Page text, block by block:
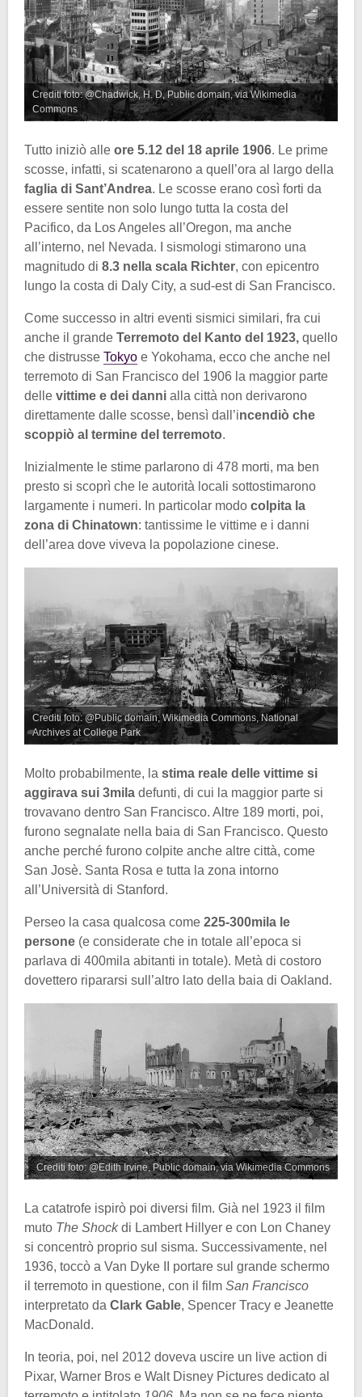
Crediti foto: @Chadwick, H. D, Public domain, via Wikimedia
Commons
Tutto iniziò alle ore 5.12 del 18 aprile 1906. Le prime
scosse, infatti, si scatenarono a quell’ora al largo della
faglia di Sant’Andrea. Le scosse erano così forti da
essere sentite non solo lungo tutta la costa del
Pacifico, da Los Angeles all’Oregon, ma anche
all’interno, nel Nevada. I sismologi stimarono una
magnitudo di 8.3 nella scala Richter, con epicentro
lungo la costa di Daly City, a sud-est di San Francisco.
Come successo in altri eventi sismici similari, fra cui
anche il grande Terremoto del Kanto del 1923, quello
che distrusse Tokyo e Yokohama, ecco che anche nel
terremoto di San Francisco del 1906 la maggior parte
delle vittime e dei danni alla città non derivarono
direttamente dalle scosse, bensì dall’incendiò che
scoppiò al termine del terremoto.
Inizialmente le stime parlarono di 478 morti, ma ben
presto si scoprì che le autorità locali sottostimarono
largamente i numeri. In particolar modo colpita la
zona di Chinatown: tantissime le vittime e i danni
dell’area dove viveva la popolazione cinese.
Crediti foto: @Public domain, Wikimedia Commons, National
Archives at College Park
Molto probabilmente, la stima reale delle vittime si
aggirava sui 3mila defunti, di cui la maggior parte si
trovavano dentro San Francisco. Altre 189 morti, poi,
furono segnalate nella baia di San Francisco. Questo
anche perché furono colpite anche altre città, come
San Josè. Santa Rosa e tutta la zona intorno
all’Università di Stanford.
Perseo la casa qualcosa come 225-300mila le
persone (e considerate che in totale all’epoca si
parlava di 400mila abitanti in totale). Metà di costoro
dovettero ripararsi sull’altro lato della baia di Oakland.
Crediti foto: @Edith Irvine, Public domain, via Wikimedia Commons
La catatrofe ispirò poi diversi film. Già nel 1923 il film
muto The Shockdi Lambert Hillyer e con Lon Chaney
si concentrò proprio sul sisma. Successivamente, nel
1936, toccò a Van Dyke II portare sul grande schermo
il terremoto in questione, con il film San Francisco
interpretato da Clark Gable, Spencer Tracy e Jeanette
MacDonald.
In teoria, poi, nel 2012 doveva uscire un live action di
Pixar, Warner Bros e Walt Disney Pictures dedicato al